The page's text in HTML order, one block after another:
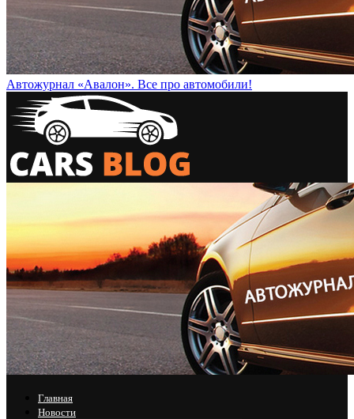
Автожурнал «Авалон». Все про автомобили!
Главная
Новости